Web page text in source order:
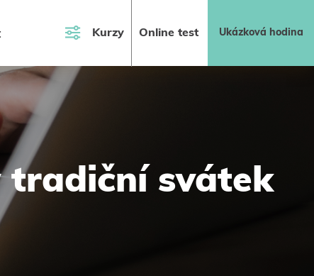
Kurzy Online test Ukázková hodina
tradiční svátek